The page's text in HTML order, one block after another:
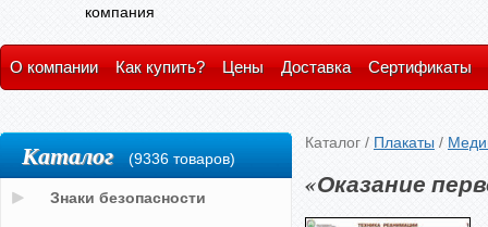
компания
О компании Как купить? Цены Доставка Сертификаты
Каталог / Плакаты /
«Оказание
Каталог (9336 товаров)
Знаки безопасности